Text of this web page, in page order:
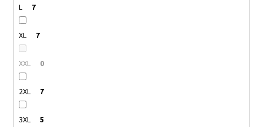
L 7
XL 7
XXL 0
2XL 7
3XL 5